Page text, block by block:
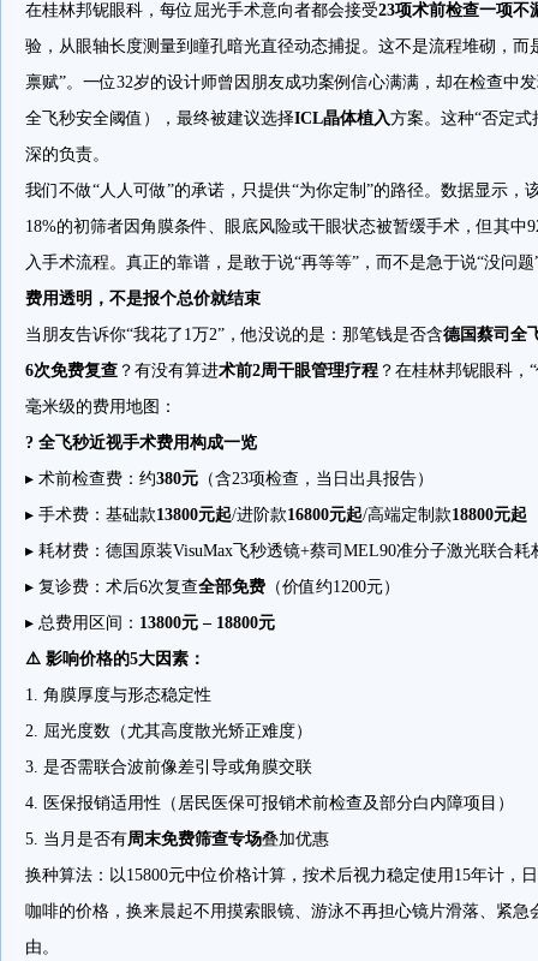
在桂林邦铌眼科，每位屈光手术意向者都会接受23项术前检查一项不
验，从眼轴长度测量到瞳孔暗光直径动态捕捉。这不是流程堆砌，而
禀赋”。一位32岁的设计师曾因朋友成功案例信心满满，却在检查中
全飞秒安全阈值），最终被建议选择ICL晶体植入方案。这种“否定
深的负责。
我们不做“人人可做”的承诺，只提供“为你定制”的路径。数据显示，
18%的初筛者因角膜条件、眼底风险或干眼状态被暂缓手术，但其中
入手术流程。真正的靠谱，是敢于说“再等等”，而不是急于说“没问题
费用透明，不是报个总价就结束
当朋友告诉你“我花了1万2”，他没说的是：那笔钱是否含德国蔡司全
6次免费复查 ？有没有算进术前2周干眼管理疗程 ？在桂林邦铌眼科，
毫米级的费用地图：
? 全飞秒近视手术费用构成一览
▸ 术前检查费：约380元 （含23项检查，当日出具报告）
▸ 手术费：基础款13800元起/进阶款16800元起/高端定制款18800元起
▸ 耗材费：德国原装VisuMax飞秒透镜+蔡司MEL90准分子激光联合耗
▸ 复诊费：术后6次复查全部免费 （价值约1200元）
▸ 总费用区间： 13800元 – 18800元
⚠️ 影响价格的5大因素：
1. 角膜厚度与形态稳定性
2. 屈光度数（尤其高度散光矫正难度）
3. 是否需联合波前像差引导或角膜交联
4. 医保报销适用性（居民医保可报销术前检查及部分白内障项目）
5. 当月是否有周末免费筛查专场叠加优惠
换种算法：以15800元中位价格计算，按术后视力稳定使用15年计，
咖啡的价格，换来晨起不用摸索眼镜、游泳不再担心镜片滑落、紧
由。